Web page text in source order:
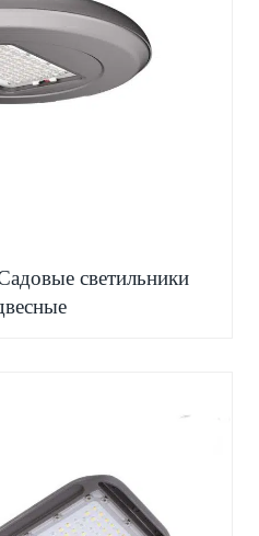
светильники